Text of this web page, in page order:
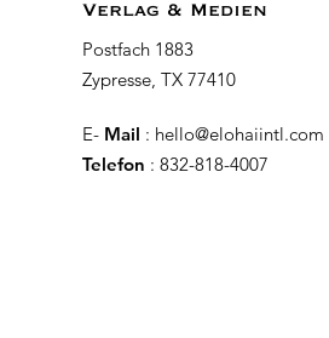
Verlag & Medien
Postfach 1883
Zypresse, TX 77410
E- Mail : hello@elohaiintl.com
Telefon : 832-818-4007